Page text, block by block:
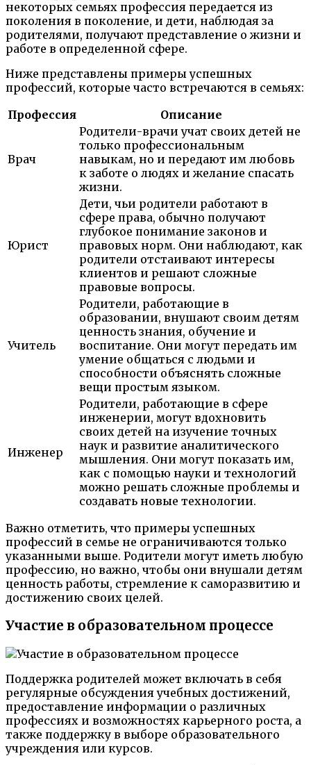
некоторых семьях профессия передается из
поколения в поколение, и дети, наблюдая за
родителями, получают представление о жизни и
работе в определенной сфере.
Ниже представлены примеры успешных
профессий, которые часто встречаются в семьях:
Профессия
Описание
Врач
Родители-врачи учат своих детей не
только профессиональным
навыкам, но и передают им любовь
к заботе о людях и желание спасать
жизни.
Юрист
Дети, чьи родители работают в
сфере права, обычно получают
глубокое понимание законов и
правовых норм. Они наблюдают, как
родители отстаивают интересы
клиентов и решают сложные
правовые вопросы.
Учитель
Родители, работающие в
образовании, внушают своим детям
ценность знания, обучение и
воспитание. Они могут передать им
умение общаться с людьми и
способности объяснять сложные
вещи простым языком.
Инженер
Родители, работающие в сфере
инженерии, могут вдохновить
своих детей на изучение точных
наук и развитие аналитического
мышления. Они могут показать им,
как с помощью науки и технологий
можно решать сложные проблемы и
создавать новые технологии.
Важно отметить, что примеры успешных
профессий в семье не ограничиваются только
указанными выше. Родители могут иметь любую
профессию, но важно, чтобы они внушали детям
ценность работы, стремление к саморазвитию и
достижению своих целей.
Участие в образовательном процессе
Поддержка родителей может включать в себя
регулярные обсуждения учебных достижений,
предоставление информации о различных
профессиях и возможностях карьерного роста, а
также поддержку в выборе образовательного
учреждения или курсов.